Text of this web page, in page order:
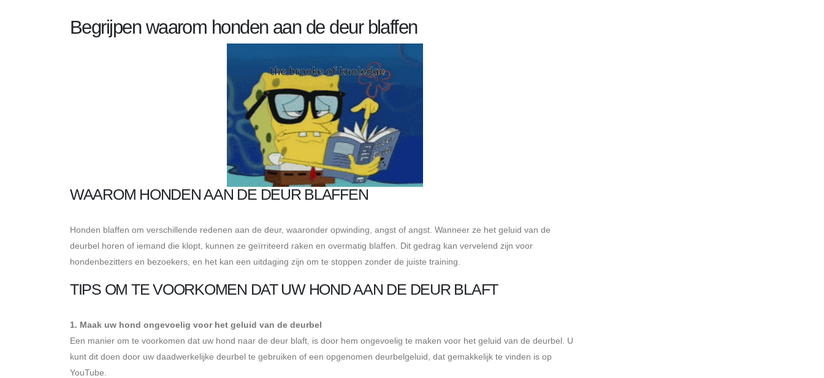
Begrijpen waarom honden aan de deur blaffen
WAAROM HONDEN AAN DE DEUR BLAFFEN
Honden blaffen om verschillende redenen aan de deur, waaronder opwinding, angst of angst. Wanneer ze het geluid van de
deurbel horen of iemand die klopt, kunnen ze geïrriteerd raken en overmatig blaffen. Dit gedrag kan vervelend zijn voor
hondenbezitters en bezoekers, en het kan een uitdaging zijn om te stoppen zonder de juiste training.
TIPS OM TE VOORKOMEN DAT UW HOND AAN DE DEUR BLAFT
1. Maak uw hond ongevoelig voor het geluid van de deurbel
Een manier om te voorkomen dat uw hond naar de deur blaft, is door hem ongevoelig te maken voor het geluid van de deurbel. U
kunt dit doen door uw daadwerkelijke deurbel te gebruiken of een opgenomen deurbelgeluid, dat gemakkelijk te vinden is op
YouTube.